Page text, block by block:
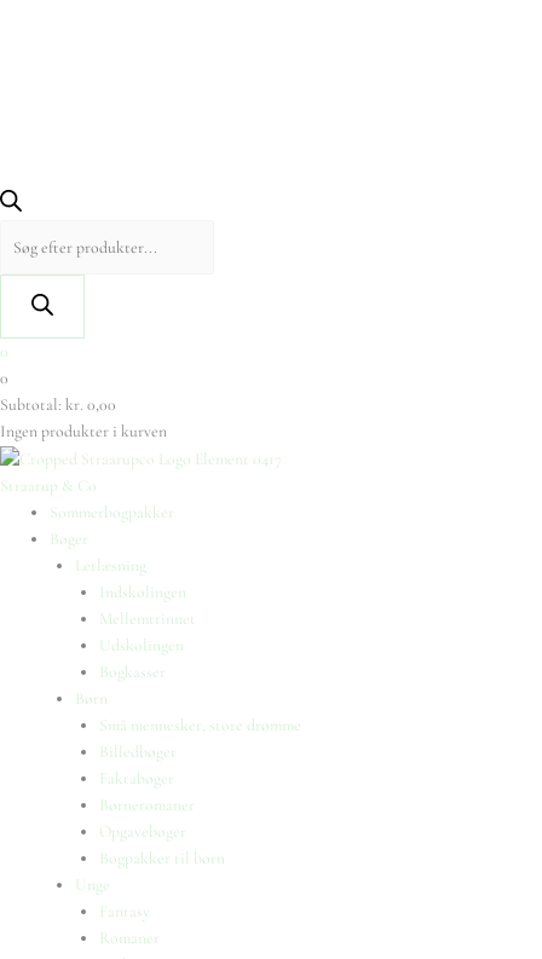
0
0
Subtotal: kr. 0,00
Ingen produkter i kurven
Straarup & Co
Sommerbogpakker
Bøger
Letlæsning
Indskolingen
Mellemtrinnet
Udskolingen
Bogkasser
Børn
Små mennesker, store drømme
Billedbøger
Faktabøger
Børneromaner
Opgavebøger
Bogpakker til børn
Unge
Fantasy
Romaner